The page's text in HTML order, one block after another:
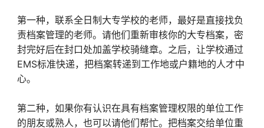
第一种，联系全日制大专学校的老师，最好是直接找负
责档案管理的老师。请他们重新审核你的大专档案，密
封完好后在封口处加盖学校骑缝章。之后，让学校通过
EMS标准快递，把档案转递到工作地或户籍地的人才中
心。
第二种，如果你有认识在具有档案管理权限的单位工作
的朋友或熟人，也可以请他们帮忙。把档案交给单位重